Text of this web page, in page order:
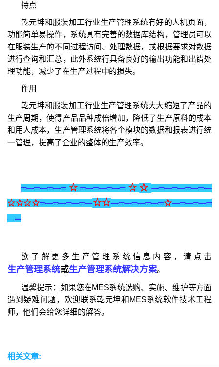
特点
乾元坤和服装加工行业生产管理系统有好的人机页面，
功能简单易操作，系统具有完善的数据库结构，管理员可以
在服装生产的不同过程访问、处理数据，或根据要求对数据
进行查询和汇总，此外系统行具备良好的输出功能和出错处
理功能，减少了在生产过程中的损失。
作用
乾元坤和服装加工行业生产管理系统大大缩短了产品的
生产周期，使得产品品种成倍增加，降低了生产原料的成本
和用人成本，生产管理系统将各个模块的数据和报表进行统
一管理，提高了企业的整体的生产效率。
═—═—═—═ ☆═—═—═—═☆☆—═—═—═—═—
☆☆☆☆═—═—═—═—☆☆—═—═—═—═☆—═—═—═
—═
欲了解更多生产管理系统信息内容，请点击
生产管理系统或生产管理系统解决方案。
温馨提示：如果您在MES系统选购、实施、维护等方面
遇到疑难问题，欢迎联系乾元坤和MES系统软件技术工程
师，他们会给您详细的解答。
相关文章: